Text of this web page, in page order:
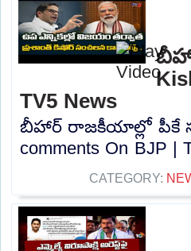
TV5 News
బీహార్ రాజకీయాల్లో పీకే
comments On BJP |
CATEGORY: